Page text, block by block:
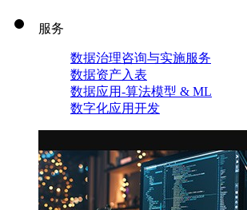
服务
数据治理咨询与实施服务
数据资产入表
数据应用-算法模型 & ML
数字化应用开发